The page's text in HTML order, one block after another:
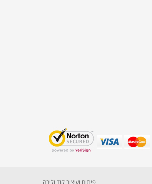
פיתוח ועיצוב קוד וליבה